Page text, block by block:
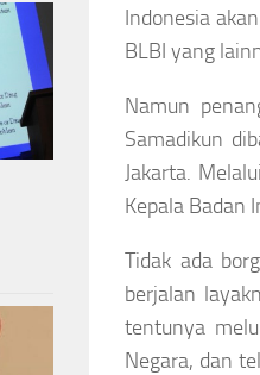
Indonesia
BLBI yang
Namun
Samadikun
Jakarta.
Kepala Badan
Tidak ada
berjalan
tentunya
Negara, dan